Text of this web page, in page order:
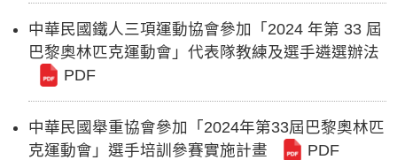
中華民國鐵人三項運動協會參加「2024 年第 33 屆
巴黎奧林匹克運動會」代表隊教練及選手遴選辦法
PDF
中華民國舉重協會參加「2024年第33屆巴黎奧林匹
克運動會」選手培訓參賽實施計畫
PDF